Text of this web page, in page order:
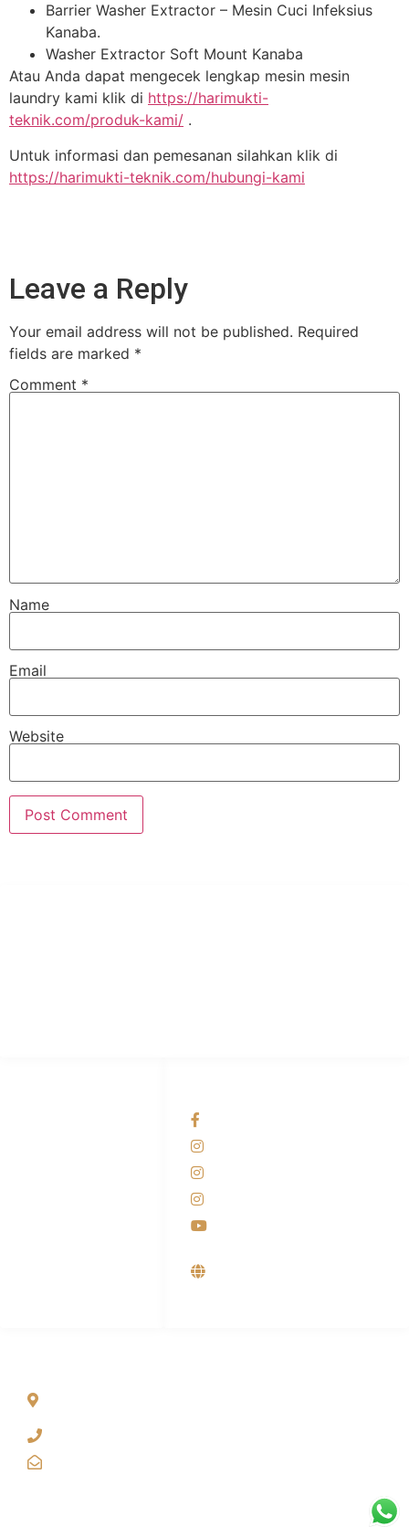
Barrier Washer Extractor – Mesin Cuci Infeksius
Kanaba.
Washer Extractor Soft Mount Kanaba
Atau Anda dapat mengecek lengkap mesin mesin
laundry kami klik di https://harimukti-
teknik.com/produk-kami/ .
Untuk informasi dan pemesanan silahkan klik di
https://harimukti-teknik.com/hubungi-kami
Leave a Reply
Your email address will not be published. Required
fields are marked *
Comment *
Name
Email
Website